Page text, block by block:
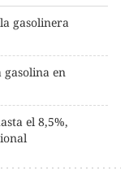
gasolinera
gasolina en
el 8,5%,